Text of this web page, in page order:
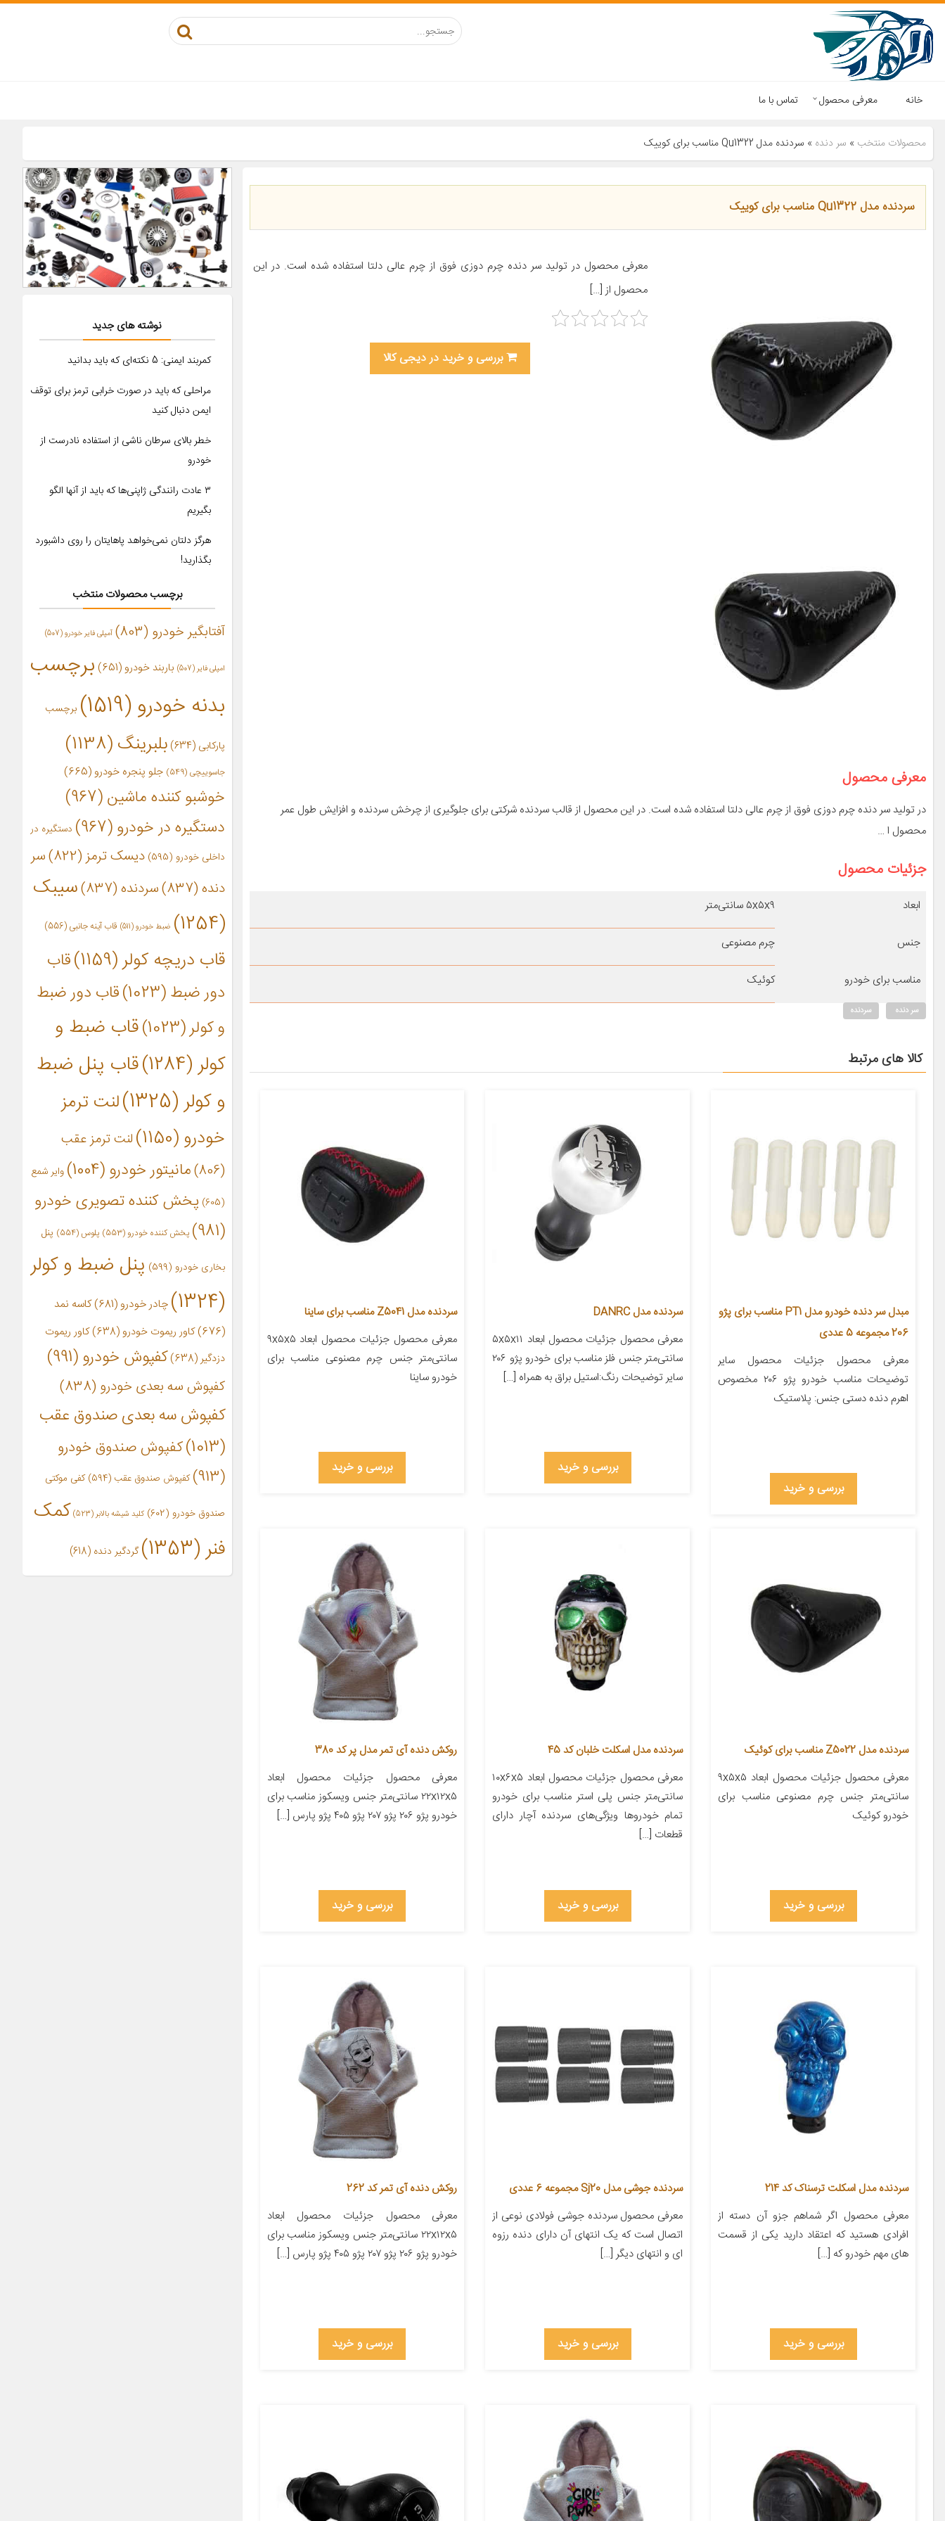
خانه معرفی محصول تماس با ما
محصولات منتخب » سر دنده » سردنده مدل Qu1322 مناسب برای کوییک
سردنده مدل Qu1322 مناسب برای کوییک
معرفی محصول در تولید سر دنده چرم دوزی فوق از چرم عالی دلتا استفاده شده است. در این
محصول از […]
بررسی و خرید در دیجی کالا
معرفی محصول
در تولید سر دنده چرم دوزی فوق از چرم عالی دلتا استفاده شده است. در این محصول از قالب سردنده شرکتی برای جلوگیری از چرخش سردنده و افزایش طول عمر
محصول ا …
جزئیات محصول
ابعاد ۵x۵x۹ سانتی‌متر
جنس چرم مصنوعی
مناسب برای خودرو کوئیک
سر دنده سردنده
کالا های مرتبط
مبدل سر دنده خودرو مدل PT1 مناسب برای پژو
206 مجموعه 5 عددی
معرفی محصول جزئیات محصول سایر
توضیحات مناسب خودرو پژو ۲۰۶ مخصوص
اهرم دنده دستی جنس: پلاستیک
بررسی و خرید
سردنده مدل DANRC
معرفی محصول جزئیات محصول ابعاد ۵x۵x۱۱
سانتی‌متر جنس فلز مناسب برای خودرو پژو ۲۰۶
سایر توضیحات رنگ:استیل براق به همراه […]
بررسی و خرید
سردنده مدل Z5041 مناسب برای ساینا
معرفی محصول جزئیات محصول ابعاد ۹x۵x۵
سانتی‌متر جنس چرم مصنوعی مناسب برای
خودرو ساینا
بررسی و خرید
سردنده مدل Z5022 مناسب برای کوئیک
معرفی محصول جزئیات محصول ابعاد ۹x۵x۵
سانتی‌متر جنس چرم مصنوعی مناسب برای
خودرو کوئیک
بررسی و خرید
سردنده مدل اسکلت خلبان کد 45
معرفی محصول جزئیات محصول ابعاد ۱۰x۶x۵
سانتی‌متر جنس پلی استر مناسب برای خودرو
تمام خودروها ویژگی‌های سردنده آچار دارای
قطعات […]
بررسی و خرید
روکش دنده آی تمر مدل پر کد 380
معرفی محصول جزئیات محصول ابعاد
۲۲x۱۲x۵ سانتی‌متر جنس ویسکوز مناسب برای
خودرو پژو ۲۰۶ پژو ۲۰۷ پژو ۴۰۵ پژو پارس […]
بررسی و خرید
سردنده مدل اسکلت ترسناک کد 214
معرفی محصول اگر شماهم جزو آن دسته از
افرادی هستید که اعتقاد دارید یکی از قسمت
های مهم خودرو که […]
بررسی و خرید
سردنده جوشی مدل Sj20 مجموعه 6 عددی
معرفی محصول سردنده جوشی فولادی نوعی از
اتصال است که یک انتهای آن دارای دنده رزوه
ای و انتهای دیگر […]
بررسی و خرید
روکش دنده آی تمر کد 262
معرفی محصول جزئیات محصول ابعاد
۲۲x۱۲x۵ سانتی‌متر جنس ویسکوز مناسب برای
خودرو پژو ۲۰۶ پژو ۲۰۷ پژو ۴۰۵ پژو پارس […]
بررسی و خرید
نوشته های جدید
کمربند ایمنی: 5 نکته‌ای که باید بدانید
مراحلی که باید در صورت خرابی ترمز برای توقف
ایمن دنبال کنید
خطر بالای سرطان ناشی از استفاده نادرست از
خودرو
۳ عادت رانندگی ژاپنی‌ها که باید از آنها الگو
بگیریم
هرگز دلتان نمی‌خواهد پاهایتان را روی داشبورد
بگذارید!
برچسب محصولات منتخب
آفتابگیر خودرو (803) آمپلی فایر خودرو(507)
امپلی فایر (507) باربند خودرو(651)
برچسب
بدنه خودرو(1519) برچسب
پارکابی (634) بلبرینگ(1138)
جاسوییچی (549) جلو پنجره خودرو (665)
خوشبو کننده ماشین(967)
دستگیره در خودرو(967)
دستگیره در
داخلی خودرو (595) دیسک ترمز(822)
سر
دنده(837) سردنده(837)
سیبک
(1254)
ضبط خودرو(511) قاب آینه جانبی (556)
قاب دریچه کولر(1159)
قاب
دور ضبط(1023)
قاب دور ضبط
و کولر(1023)
قاب ضبط و
کولر(1284)
قاب پنل ضبط
و کولر(1325)
لنت ترمز
خودرو(1150)
لنت ترمز عقب
(806)
مانیتور خودرو(1004)
وایر شمع
(605)
پخش کننده تصویری خودرو
(981)
پخش کننده خودرو(553) پلوس(554) پنل
بخاری خودرو (599)
پنل ضبط و کولر
(1324)
چادر خودرو (681)
کاسه نمد
(676)
کاور ریموت خودرو(638)
کاور ریموت
دزدگیر(638) کفپوش خودرو(991)
کفپوش سه بعدی خودرو (838)
کفپوش سه بعدی صندوق عقب
(1013)
کفپوش صندوق خودرو
(913)
کفپوش صندوق عقب (594) کفی موکتی
صندوق خودرو (602) کلید شیشه بالابر(523)
کمک
فنر(1353) گردگیر دنده (618)